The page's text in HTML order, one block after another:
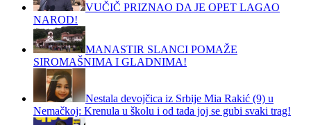
VUČIČ PRIZNAO DA JE OPET LAGAO
NAROD!
MANASTIR SLANCI POMAŽE
SIROMAŠNIMA I GLADNIMA!
Nestala devojčica iz Srbije Mia Rakić (9) u
Nemačkoj: Krenula u školu i od tada joj se gubi svaki trag!